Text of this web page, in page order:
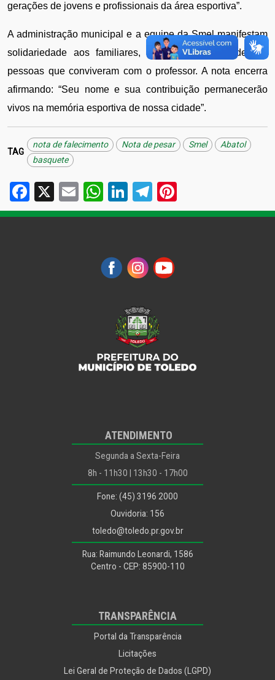
gerações de jovens e profissionais da área esportiva”.
A administração municipal e a equipe da Smel manifestam
solidariedade aos familiares, amigos, alunos e demais
pessoas que conviveram com o professor. A nota encerra
afirmando: “Seu nome e sua contribuição permanecerão
vivos na memória esportiva de nossa cidade”.
TAG
nota de falecimento Nota de pesar Smel
Abatol
basquete
Facebook
X EmailWhatsApp
LinkedIn
Telegram
ATENDIMENTO
Segunda a Sexta-Feira
8h - 11h30 | 13h30 - 17h00
Fone: (45) 3196 2000
Ouvidoria: 156
toledo@toledo.pr.gov.br
Rua: Raimundo Leonardi, 1586
Centro - CEP: 85900-110
TRANSPARÊNCIA
Portal da Transparência
Licitações
Lei Geral de Proteção de Dados (LGPD)